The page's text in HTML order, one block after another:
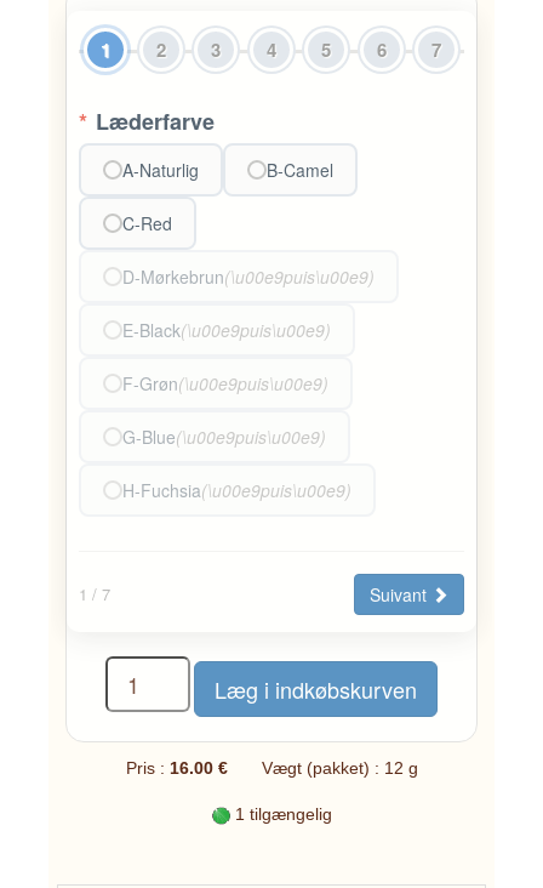
1 2 3 4 5 6 7
* Læderfarve
A-Naturlig B-Camel
C-Red
D-Mørkebrun(\u00e9puis\u00e9)
E-Black(\u00e9puis\u00e9)
F-Grøn(\u00e9puis\u00e9)
G-Blue(\u00e9puis\u00e9)
H-Fuchsia(\u00e9puis\u00e9)
1 / 7 Suivant
Pris : 16.00 € Vægt (pakket) : 12 g
1 tilgængelig